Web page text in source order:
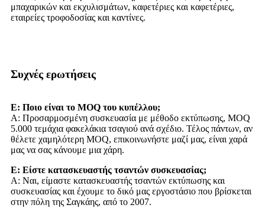
μπαχαρικών και εκχυλισμάτων, καφετέριες και καφετέριες,
εταιρείες τροφοδοσίας και καντίνες.
Συχνές ερωτήσεις
Ε: Ποιο είναι το MOQ του κυπέλλου;
Α: Προσαρμοσμένη συσκευασία με μέθοδο εκτύπωσης, MOQ
5.000 τεμάχια φακελάκια τσαγιού ανά σχέδιο. Τέλος πάντων, αν
θέλετε χαμηλότερη MOQ, επικοινωνήστε μαζί μας, είναι χαρά
μας να σας κάνουμε μια χάρη.
Ε: Είστε κατασκευαστής τσαντών συσκευασίας;
Α: Ναι, είμαστε κατασκευαστής τσαντών εκτύπωσης και
συσκευασίας και έχουμε το δικό μας εργοστάσιο που βρίσκεται
στην πόλη της Σαγκάης, από το 2007.